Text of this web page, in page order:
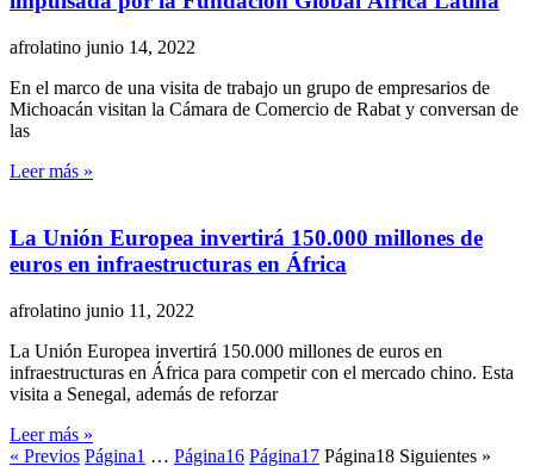
afrolatino junio 14, 2022
En el marco de una visita de trabajo un grupo de empresarios de
Michoacán visitan la Cámara de Comercio de Rabat y conversan de
las
Leer más »
La Unión Europea invertirá 150.000 millones de
euros en infraestructuras en África
afrolatino junio 11, 2022
La Unión Europea invertirá 150.000 millones de euros en
infraestructuras en África para competir con el mercado chino. Esta
visita a Senegal, además de reforzar
Leer más »
« Previos Página1 … Página16 Página17 Página18 Siguientes »